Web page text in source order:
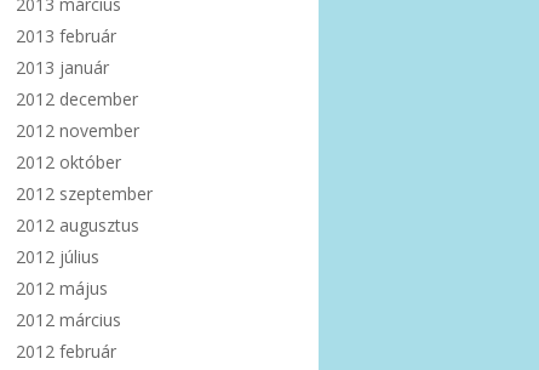
2013 február
2013 január
2012 december
2012 november
2012 október
2012 szeptember
2012 augusztus
2012 július
2012 május
2012 március
2012 február